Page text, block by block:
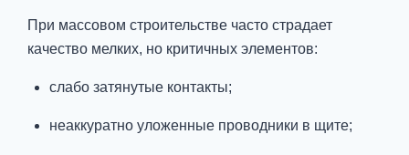
При массовом строительстве часто страдает
качество мелких, но критичных элементов:
слабо затянутые контакты;
неаккуратно уложенные проводники в щите;